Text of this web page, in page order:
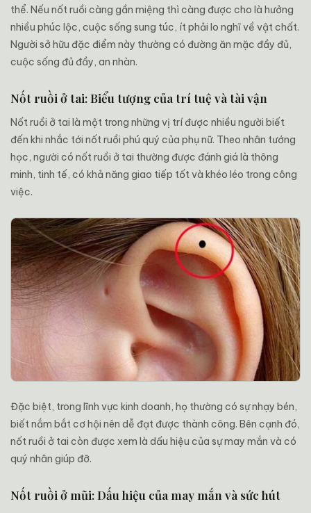
thể. Nếu nốt ruồi càng gần miệng thì càng được cho là hưởng
nhiều phúc lộc, cuộc sống sung túc, ít phải lo nghĩ về vật chất.
Người sở hữu đặc điểm này thường có đường ăn mặc đầy đủ,
cuộc sống đủ đầy, an nhàn.
Nốt ruồi ở tai: Biểu tượng của trí tuệ và tài vận
Nốt ruồi ở tai là một trong những vị trí được nhiều người biết
đến khi nhắc tới nốt ruồi phú quý của phụ nữ. Theo nhân tướng
học, người có nốt ruồi ở tai thường được đánh giá là thông
minh, tinh tế, có khả năng giao tiếp tốt và khéo léo trong công
việc.
Đặc biệt, trong lĩnh vực kinh doanh, họ thường có sự nhạy bén,
biết nắm bắt cơ hội nên dễ đạt được thành công. Bên cạnh đó,
nốt ruồi ở tai còn được xem là dấu hiệu của sự may mắn và có
quý nhân giúp đỡ.
Nốt ruồi ở mũi: Dấu hiệu của may mắn và sức hút